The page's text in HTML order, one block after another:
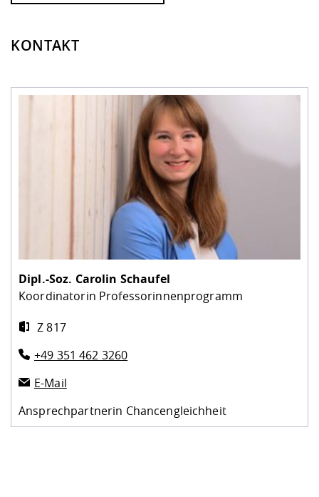
KONTAKT
Dipl.-Soz. Carolin Schaufel
Koordinatorin Professorinnenprogramm
Z 817
+49 351 462 3260
E-Mail
Ansprechpartnerin Chancengleichheit